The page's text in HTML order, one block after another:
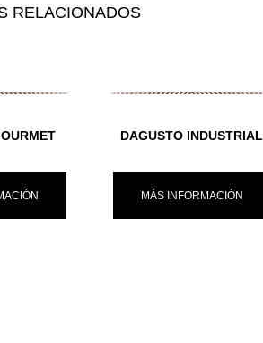
RELACIONADOS
DAGUSTO INDUSTRIAL
MÁS INFORMACIÓN